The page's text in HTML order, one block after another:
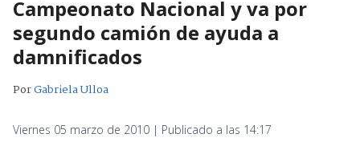
Campeonato Nacional y va por
segundo camión de ayuda a
damnificados
PorGabriela Ulloa
Viernes 05 marzo de 2010 | Publicado a las 14:17